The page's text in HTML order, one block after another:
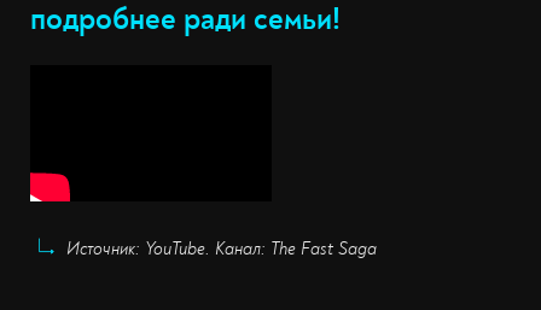
подробнее ради семьи!
Источник: YouTube. Канал: The Fast Saga